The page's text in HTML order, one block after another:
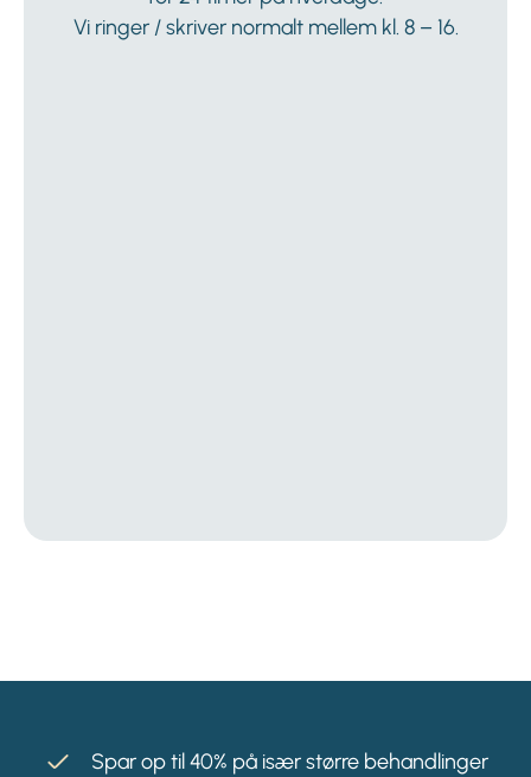
Vi ringer / skriver normalt mellem kl. 8 – 16.
Spar op til 40% på især større behandlinger